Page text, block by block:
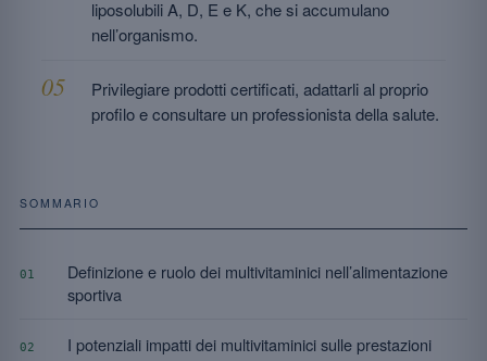
liposolubili A, D, E e K, che si accumulano
nell’organismo.
Privilegiare prodotti certificati, adattarli al proprio
profilo e consultare un professionista della salute.
SOMMARIO
01
Definizione e ruolo dei multivitaminici nell’alimentazione
sportiva
02
I potenziali impatti dei multivitaminici sulle prestazioni